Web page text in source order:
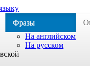
Фразы
На английском
На русском